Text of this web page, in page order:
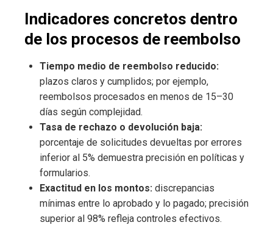
Indicadores concretos dentro
de los procesos de reembolso
Tiempo medio de reembolso reducido:
plazos claros y cumplidos; por ejemplo,
reembolsos procesados en menos de 15–30
días según complejidad.
Tasa de rechazo o devolución baja:
porcentaje de solicitudes devueltas por errores
inferior al 5% demuestra precisión en políticas y
formularios.
Exactitud en los montos: discrepancias
mínimas entre lo aprobado y lo pagado; precisión
superior al 98% refleja controles efectivos.